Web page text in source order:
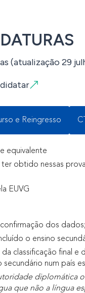
(atualização 29
e Reingresso
equivalente
obtido nessas
EUVG
dos dados;
o ensino
classificação final
num país
diplomática
que não a língua